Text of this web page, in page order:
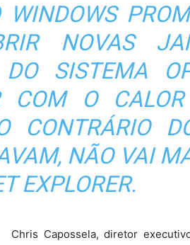
WINDOWS
NOVAS
SISTEMA
COM O
CONTRÁRIO
NÃO VAI
EXPLORER.
Chris Capossela, diretor